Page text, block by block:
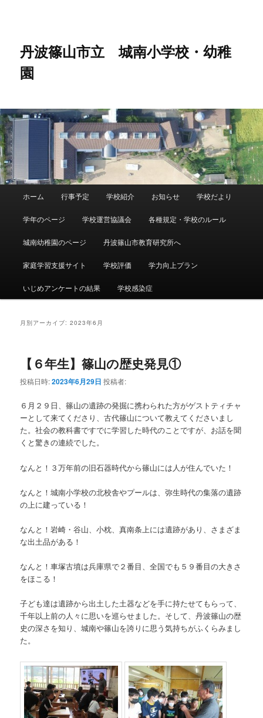
移
動
動
丹波篠山市立 城南小学校・幼稚
園
ホーム 行事予定 学校紹介 お知らせ 学校だより
学年のページ 学校運営協議会 各種規定・学校のルール
城南幼稚園のページ 丹波篠山市教育研究所へ
家庭学習支援サイト 学校評価 学力向上プラン
いじめアンケートの結果 学校感染症
月別アーカイブ:2023年6月
【６年生】篠山の歴史発見①
投稿日時:2023年6月29日 投稿者:
６月２９日、篠山の遺跡の発掘に携わられた方がゲストティチャ
ーとして来てくださり、古代篠山について教えてくださいまし
た。社会の教科書ですでに学習した時代のことですが、お話を聞
くと驚きの連続でした。
なんと！３万年前の旧石器時代から篠山には人が住んでいた！
なんと！城南小学校の北校舎やプールは、弥生時代の集落の遺跡
の上に建っている！
なんと！岩崎・谷山、小枕、真南条上には遺跡があり、さまざま
な出土品がある！
なんと！車塚古墳は兵庫県で２番目、全国でも５９番目の大きさ
をほこる！
子ども達は遺跡から出土した土器などを手に持たせてもらって、
千年以上前の人々に思いを巡らせました。そして、丹波篠山の歴
史の深さを知り、城南や篠山を誇りに思う気持ちがふくらみまし
た。